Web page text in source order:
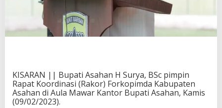
KISARAN || Bupati Asahan H Surya, BSc pimpin
Rapat Koordinasi (Rakor) Forkopimda Kabupaten
Asahan di Aula Mawar Kantor Bupati Asahan, Kamis
(09/02/2023).